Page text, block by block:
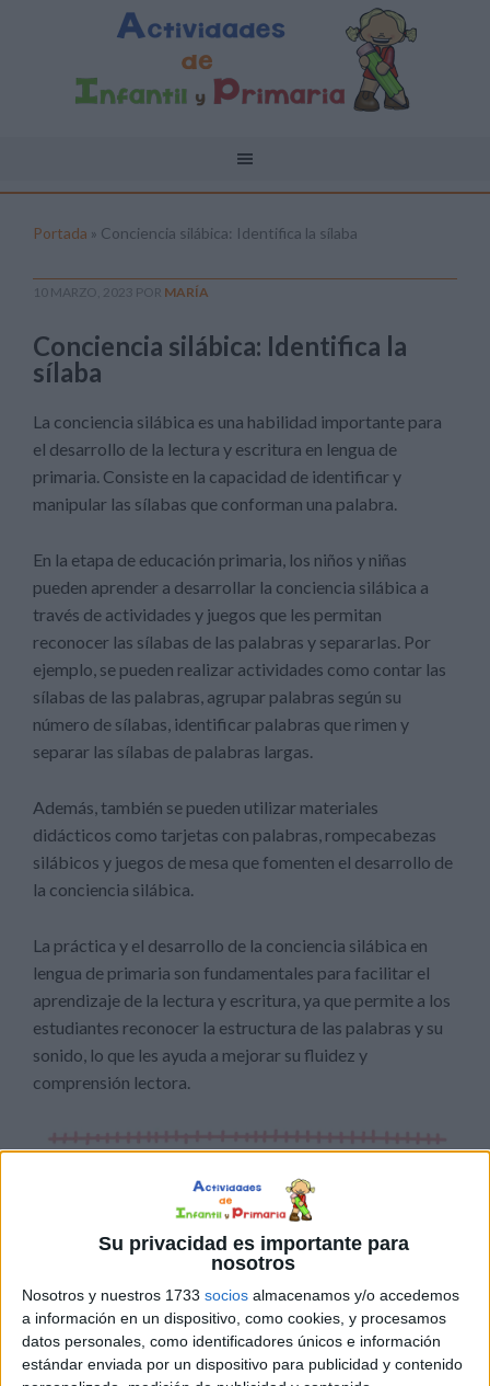
Su privacidad es importante para
nosotros
Nosotros y nuestros 1733 socios almacenamos y/o accedemos
a información en un dispositivo, como cookies, y procesamos
datos personales, como identificadores únicos e información
estándar enviada por un dispositivo para publicidad y contenido
Portada » Conciencia silábica: Identifica la sílaba
10 MARZO, 2023 POR MARÍA
Conciencia silábica: Identifica la
sílaba
La conciencia silábica es una habilidad importante para
el desarrollo de la lectura y escritura en lengua de
primaria. Consiste en la capacidad de identificar y
manipular las sílabas que conforman una palabra.
En la etapa de educación primaria, los niños y niñas
pueden aprender a desarrollar la conciencia silábica a
través de actividades y juegos que les permitan
reconocer las sílabas de las palabras y separarlas. Por
ejemplo, se pueden realizar actividades como contar las
sílabas de las palabras, agrupar palabras según su
número de sílabas, identificar palabras que rimen y
separar las sílabas de palabras largas.
Además, también se pueden utilizar materiales
didácticos como tarjetas con palabras, rompecabezas
silábicos y juegos de mesa que fomenten el desarrollo de
la conciencia silábica.
La práctica y el desarrollo de la conciencia silábica en
lengua de primaria son fundamentales para facilitar el
aprendizaje de la lectura y escritura, ya que permite a los
estudiantes reconocer la estructura de las palabras y su
sonido, lo que les ayuda a mejorar su fluidez y
comprensión lectora.